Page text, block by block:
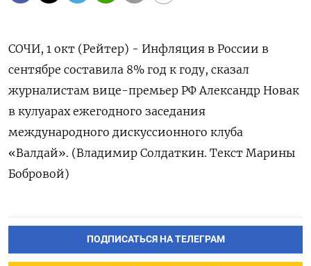
СОЧИ, 1 окт (Рейтер) - Инфляция в России в
сентябре составила 8% год к году, сказал
журналистам вице-премьер РФ Александр Новак
в кулуарах ежегодного заседания
международного дискуссионного клуба
«Валдай». (Владимир Солдаткин. Текст Марины
Бобровой)
ПОДПИСАТЬСЯ НА ТЕЛЕГРАМ